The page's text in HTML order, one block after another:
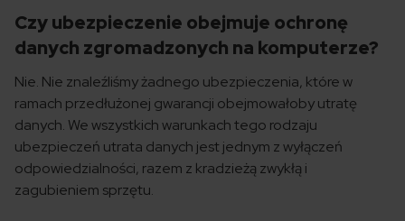
Czy ubezpieczenie obejmuje ochronę
danych zgromadzonych na komputerze?
Nie. Nie znaleźliśmy żadnego ubezpieczenia, które w
ramach przedłużonej gwarancji obejmowałoby utratę
danych. We wszystkich warunkach tego rodzaju
ubezpieczeń utrata danych jest jednym z wyłączeń
odpowiedzialności, razem z kradzieżą zwykłą i
zagubieniem sprzętu.